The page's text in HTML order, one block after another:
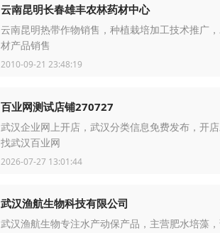
云南昆明长春雄丰农林药材中心
云南昆明热带作物销售，种植栽培加工技术推广
材产品销售
2010-09-21 23:48:19
百业网测试店铺270727
武汉企业网上开店，武汉分类信息免费发布，开
找武汉百业网
2026-07-27 13:01:44
武汉渔航生物科技有限公司
武汉渔航生物专注水产动保产品，主营肥水培藻